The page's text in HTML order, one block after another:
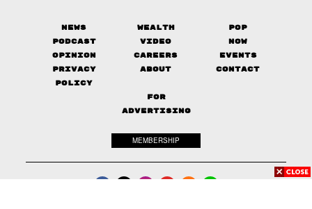
News Wealth
Pop
Podcast
Video
Now
Opinion
Careers
Events
Privacy
Policy
About Contact
FOR
ADVERTISING
MEMBERSHIP